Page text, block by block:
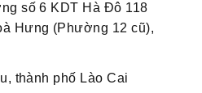
số 6 KDT Hà Đô 118
Hưng (Phường 12 cũ),
thành phố Lào Cai